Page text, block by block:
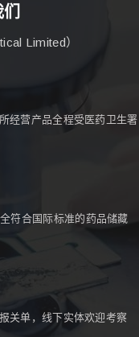
Limited）
经营产品全程受医药卫生署
符合国际标准的药品储藏
关单，线下实体欢迎考察